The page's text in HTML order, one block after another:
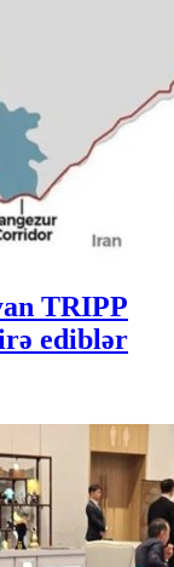
TRIPP
ediblər